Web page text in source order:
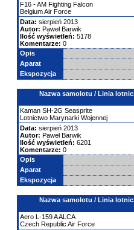
F16 - AM Fighting Falcon
Belgium Air Force
Data: sierpień 2013
Autor: Paweł Barwik
Ilość wyświetleń: 5178
Komentarze: 0
Opis
Aparat
Ekspozycja
Nazwa samolotu / Linia
Kaman SH-2G Seasprite
Lotnictwo Marynarki Wojennej
Data: sierpień 2013
Autor: Paweł Barwik
Ilość wyświetleń: 6201
Komentarze: 0
Opis
Aparat
Ekspozycja
Nazwa samolotu / Linia
Aero L-159A ALCA
Czech Republic Air Force